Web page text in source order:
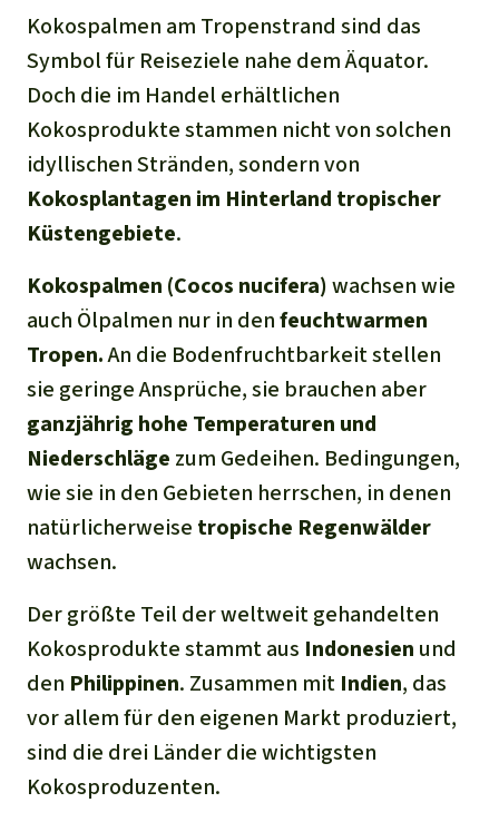
Zement und Beton
Kokospalmen am Tropenstrand sind das
Symbol für Reiseziele nahe dem Äquator.
Doch die im Handel erhältlichen
Kokosprodukte stammen nicht von solchen
idyllischen Stränden, sondern von
Kokosplantagen im Hinterland tropischer
Küstengebiete.
Kokospalmen (Cocos nucifera)wachsen wie
auch Ölpalmen nur in denfeuchtwarmen
Tropen.An die Bodenfruchtbarkeit stellen
sie geringe Ansprüche, sie brauchen aber
ganzjährig hohe Temperaturen und
Niederschläge zum Gedeihen. Bedingungen,
wie sie in den Gebieten herrschen, in denen
natürlicherweise tropische Regenwälder
wachsen.
Der größte Teil der weltweit gehandelten
Kokosprodukte stammt aus Indonesien und
den Philippinen. Zusammen mit Indien, das
vor allem für den eigenen Markt produziert,
sind die drei Länder die wichtigsten
Kokosproduzenten.